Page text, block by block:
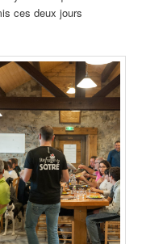
ces deux jours